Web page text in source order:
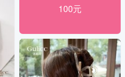
100元